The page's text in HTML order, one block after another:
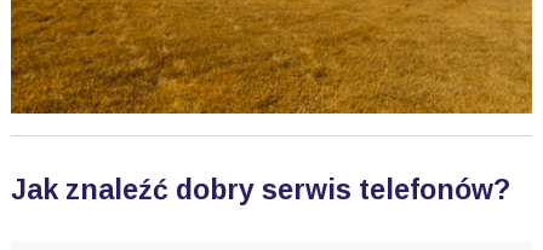
Jak znaleźć dobry serwis telefonów?